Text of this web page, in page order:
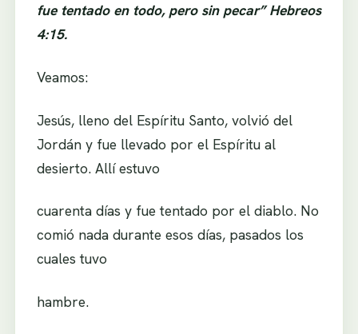
fue tentado en todo, pero sin pecar” Hebreos
4:15.
Veamos:
Jesús, lleno del Espíritu Santo, volvió del
Jordán y fue llevado por el Espíritu al
desierto. Allí estuvo
cuarenta días y fue tentado por el diablo. No
comió nada durante esos días, pasados los
cuales tuvo
hambre.